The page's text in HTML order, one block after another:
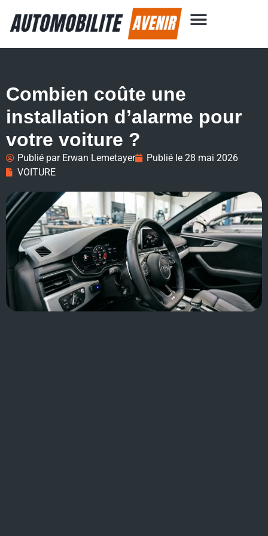
Combien coûte une
installation d’alarme pour
votre voiture ?
Publié parErwan Lemetayer Publié le 28 mai 2026
VOITURE